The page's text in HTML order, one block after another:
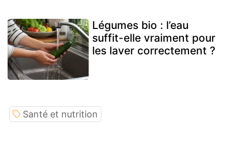
Légumes bio : l’eau
suffit-elle vraiment pour
les laver correctement ?
Santé et nutrition